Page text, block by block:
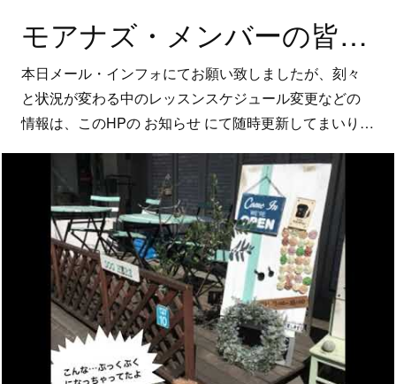
モアナズ・メンバーの皆様へ
本日メール・インフォにてお願い致しましたが、刻々
と状況が変わる中のレッスンスケジュール変更などの
情報は、このHPの お知らせ にて随時更新してまいり…